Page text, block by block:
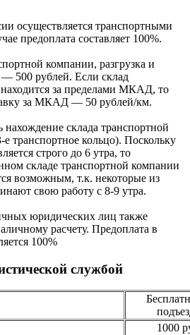
осуществляется транспортными
предоплата составляет 100%.
компании, разгрузка и
— 500 рублей. Если склад
за пределами МКАД, то
за МКАД — 50 рублей/км.
нахождение склада транспортной
е транспортное кольцо). Поскольку
строго до 6 утра, то
складе транспортной компании
возможным, т.к. некоторые из
свою работу с 8-9 утра.
юридических лиц также
расчету. Предоплата в
100%
службой
1000